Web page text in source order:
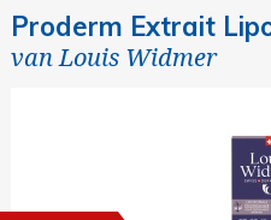
Proderm Extrait
vanLouis Widmer